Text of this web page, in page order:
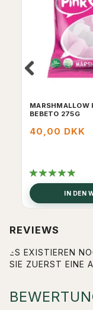
MARSHMALLOW
BEBETO 275G
40,00 DKK
IN DEN
REVIEWS
ES EXISTIEREN
SIE ZUERST EINE